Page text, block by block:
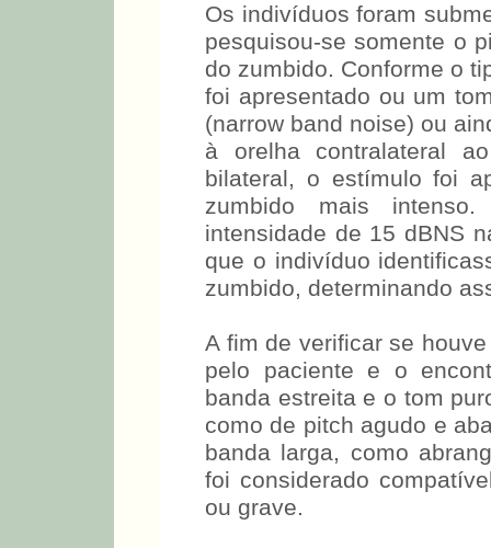
Os indivíduos foram
pesquisou-se somente o
do zumbido.
paciente, foi apresentado
estreita (narrow band
(white noise), à orelha
zumbido bilateral, o
contralateral ao
apresentado na
a 8000Hz, até que o
próxima de seu zumbido,
A fim de verificar se
pelo paciente e o
banda estreita e o tom
como de pitch agudo e
banda larga, como
foi considerado
ou grave.